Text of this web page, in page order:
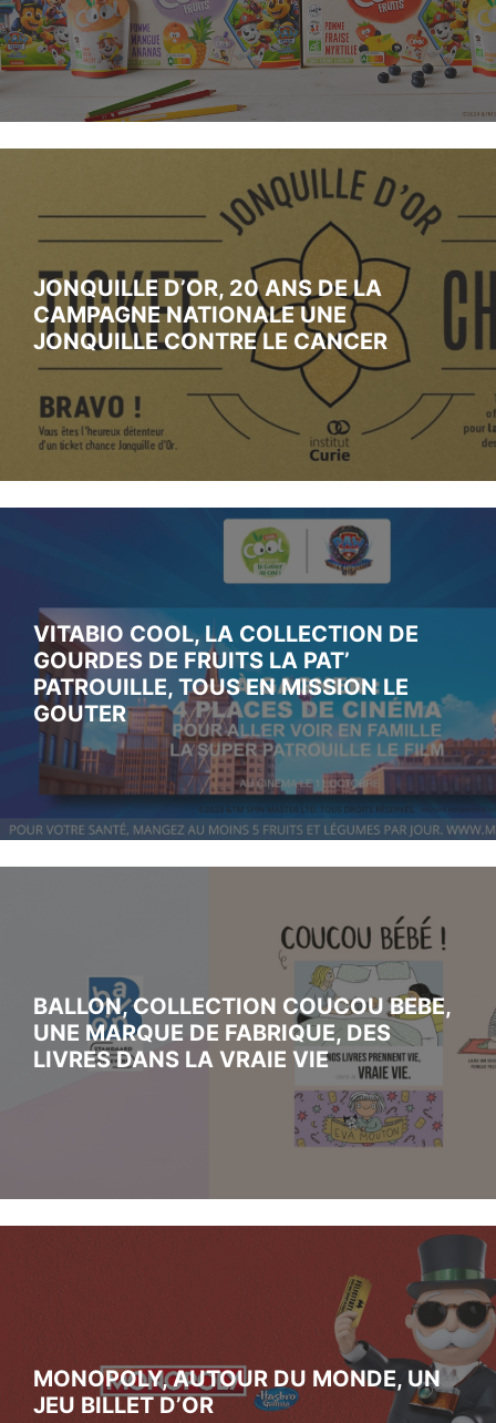
JONQUILLE D’OR, 20 ANS DE LA
CAMPAGNE NATIONALE UNE
JONQUILLE CONTRE LE CANCER
VITABIO COOL, LA COLLECTION DE
GOURDES DE FRUITS LA PAT’
PATROUILLE, TOUS EN MISSION LE
GOUTER
BALLON, COLLECTION COUCOU BEBE,
UNE MARQUE DE FABRIQUE, DES
LIVRES DANS LA VRAIE VIE
MONOPOLY, AUTOUR DU MONDE, UN
JEU BILLET D’OR